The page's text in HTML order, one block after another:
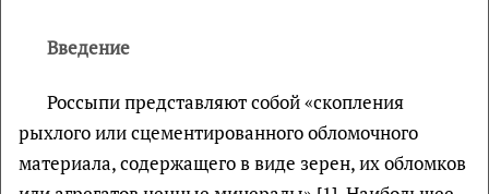
Введение
Россыпи представляют собой «скопления
рыхлого или сцементированного обломочного
материала, содержащего в виде зерен, их обломков